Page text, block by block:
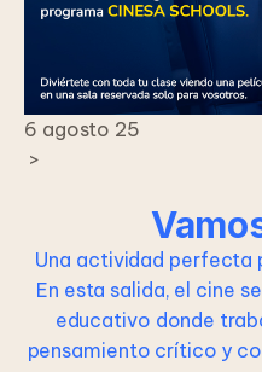
6 agosto 25
>
Una actividad perfecta
En esta salida, el cine
educativo donde
pensamiento crítico y